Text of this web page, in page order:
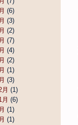
(6)
(3)
(2)
(7)
(4)
(2)
(1)
(3)
(1)
(6)
(1)
(1)